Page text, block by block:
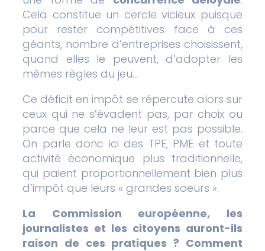
Cela constitue un cercle vicieux puisque
pour rester compétitives face à ces
géants, nombre d’entreprises choisissent,
quand elles le peuvent, d’adopter les
mêmes règles du jeu…
Ce déficit en impôt se répercute alors sur
ceux qui ne s’évadent pas, par choix ou
parce que cela ne leur est pas possible.
On parle donc ici des TPE, PME et toute
activité économique plus traditionnelle,
qui paient proportionnellement bien plus
d’impôt que leurs « grandes soeurs ».
La Commission européenne, les
journalistes et les citoyens auront-ils
raison de ces pratiques ? Comment